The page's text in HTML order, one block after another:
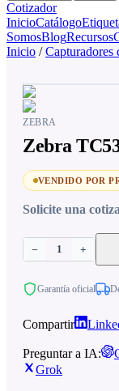
Cotizador
InicioCatálogo
SomosBlogRecursos
Inicio / Capturadores
ZEBRA
Zebra
VENDIDO POR
Solicite una
− 1 +
Garantía oficial
Compartir
Preguntar a IA:
Grok